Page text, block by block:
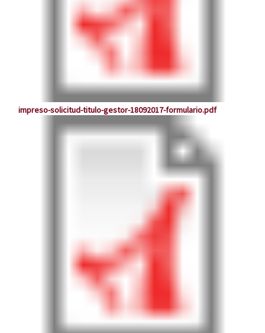
impreso-solicitud-titulo-gestor-18092017-formulario.pdf